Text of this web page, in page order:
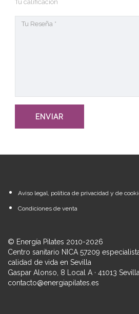
Tu calificación
Aviso legal, política de privacidad y de
Condiciones de venta
© Energía Pilates 2010-2026
Centro sanitario NICA 57209
calidad de vida en Sevilla
Gaspar Alonso, 8 Local A · 41013 Sevilla
contacto@energiapilates.es